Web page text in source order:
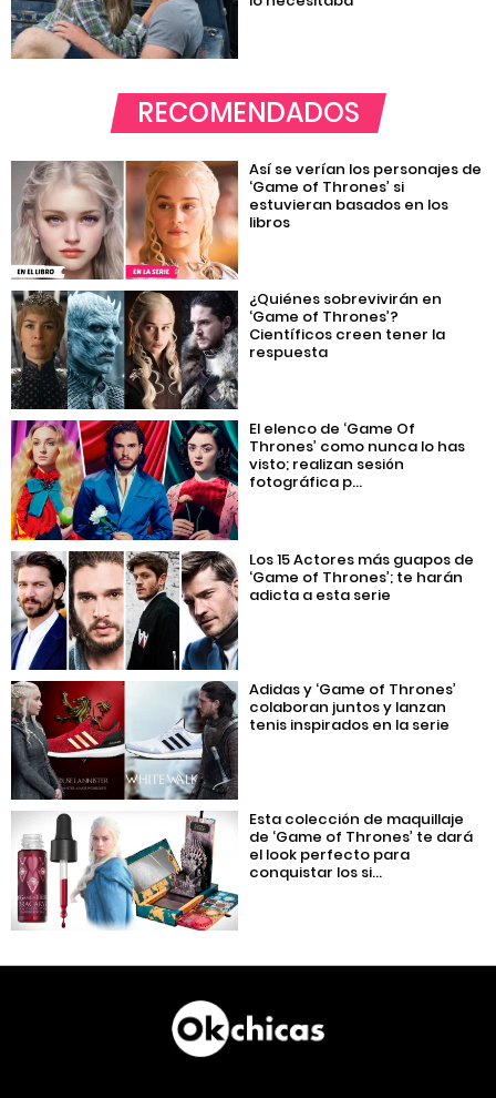
RECOMENDADOS
Así se verían los personajes de
‘Game of Thrones’ si
estuvieran basados en los
libros
¿Quiénes sobrevivirán en
‘Game of Thrones’?
Científicos creen tener la
respuesta
El elenco de ‘Game Of
Thrones’ como nunca lo has
visto; realizan sesión
fotográfica p...
Los 15 Actores más guapos de
‘Game of Thrones’; te harán
adicta a esta serie
Adidas y ‘Game of Thrones’
colaboran juntos y lanzan
tenis inspirados en la serie
Esta colección de maquillaje
de ‘Game of Thrones’ te dará
el look perfecto para
conquistar los si...